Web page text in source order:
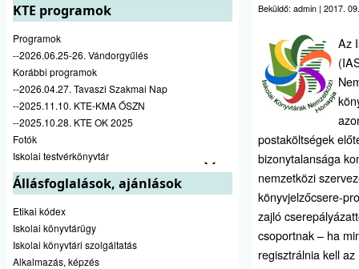
KTE programok
Programok
--2026.06.25-26. Vándorgyűlés
Korábbi programok
--2026.04.27. Tavaszi Szakmai Nap
--2025.11.10. KTE-KMA ŐSZN
--2025.10.28. KTE OK 2025
Fotók
Iskolai testvérkönyvtár
Állásfoglalások, ajánlások
Etikai kódex
Iskolai könyvtárügy
Iskolai könyvtári szolgáltatás
Alkalmazás, képzés
Beküldő: admin | 2017.
Az
postaköltségek
bizonytalansága
nemzetközi
könyvjelzőcsere-
zajló
csoportnak – ha
regisztrálnia kell